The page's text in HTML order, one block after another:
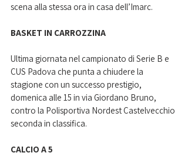
scena alla stessa ora in casa dell’Imarc.
BASKET IN CARROZZINA
Ultima giornata nel campionato di Serie B e
CUS Padova che punta a chiudere la
stagione con un successo prestigio,
domenica alle 15 in via Giordano Bruno,
contro la Polisportiva Nordest Castelvecchio
seconda in classifica.
CALCIO A 5